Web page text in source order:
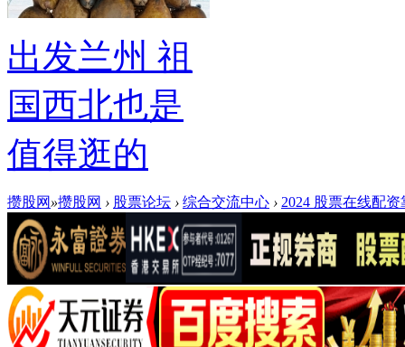
出发兰州 祖
国西北也是
值得逛的
攒股网 »攒股网 › 股票论坛 › 综合交流中心 › 2024 股票在线配